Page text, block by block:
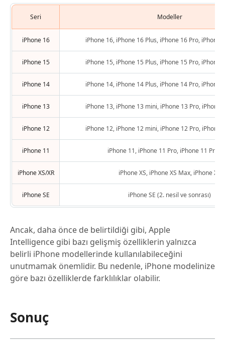
Seri Modeller
iPhone 16 iPhone 16, iPhone 16 Plus, iPhone 16 Pro, iPhone
iPhone 15 iPhone 15, iPhone 15 Plus, iPhone 15 Pro, iPhone
iPhone 14 iPhone 14, iPhone 14 Plus, iPhone 14 Pro, iPhone
iPhone 13 iPhone 13, iPhone 13 mini, iPhone 13 Pro, iPhone
iPhone 12 iPhone 12, iPhone 12 mini, iPhone 12 Pro, iPhone
iPhone 11 iPhone 11, iPhone 11 Pro, iPhone 11 Pro
iPhone XS/XR iPhone XS, iPhone XS Max, iPhone XR
iPhone SE iPhone SE (2. nesil ve sonrası)
Ancak, daha önce de belirtildiği gibi, Apple
Intelligence gibi bazı gelişmiş özelliklerin yalnızca
belirli iPhone modellerinde kullanılabileceğini
unutmamak önemlidir. Bu nedenle, iPhone modelinize
göre bazı özelliklerde farklılıklar olabilir.
Sonuç